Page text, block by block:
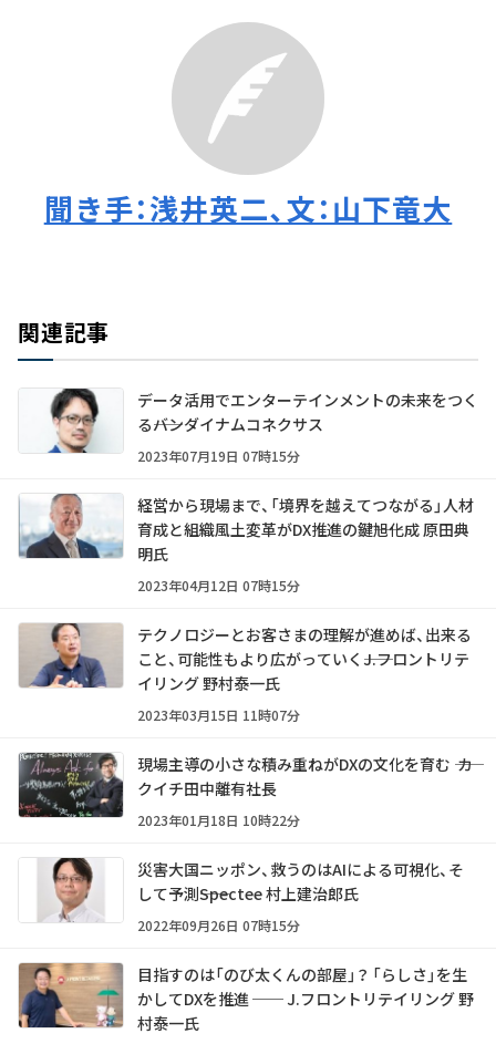
聞き手：浅井英二、文：山下竜大
関連記事
データ活用でエンターテインメントの未来をつく
る――バンダイナムコネクサス
2023年07月19日 07時15分
経営から現場まで、「境界を越えてつながる」人材
育成と組織風土変革がDX推進の鍵――旭化成 原田典
明氏
2023年04月12日 07時15分
テクノロジーとお客さまの理解が進めば、出来る
こと、可能性もより広がっていく――J.フロントリテ
イリング 野村泰一氏
2023年03月15日 11時07分
現場主導の小さな積み重ねがDXの文化を育む ―― カ
クイチ田中離有社長
2023年01月18日 10時22分
災害大国ニッポン、救うのはAIによる可視化、そ
して予測――Spectee 村上建治郎氏
2022年09月26日 07時15分
目指すのは「のび太くんの部屋」？ 「らしさ」を生
かしてDXを推進 ── J.フロントリテイリング 野
村泰一氏